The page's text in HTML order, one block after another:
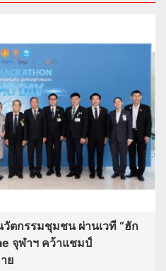
ตกรรมชุมชน ผ่านเวที “ฮัก
จุฬาฯ คว้าแชมป์
ย